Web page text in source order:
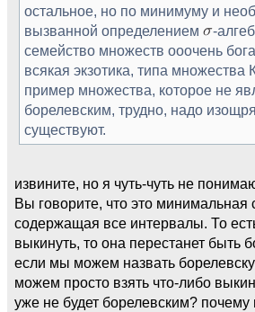
остальное, но по минимуму и
вызванной определением
-
семейство множеств ооочень
всякая экзотика, типа множества
пример множества, которое не
борелевским, трудно, надо
существуют.
извините, но я чуть-чуть не
Вы говорите, что это минимальная
содержащая все интервалы. То
выкинуть, то она перестанет быть
если мы можем назвать
можем просто взять что-либо
уже не будет борелевским? почему